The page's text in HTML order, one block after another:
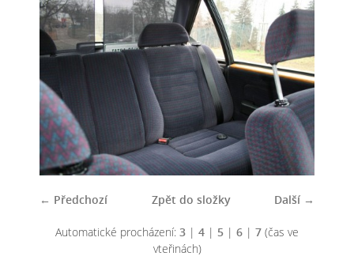
← Předchozí Další →
Zpět do složky
Automatické procházení: 3 | 4 | 5 | 6 | 7 (čas ve
vteřinách)